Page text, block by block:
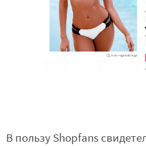
В пользу Shopfans